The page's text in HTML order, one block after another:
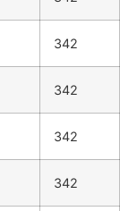
342
342
342
342